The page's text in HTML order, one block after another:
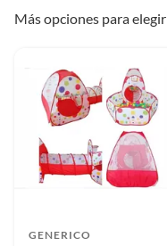
Más opciones para elegir
GENERICO